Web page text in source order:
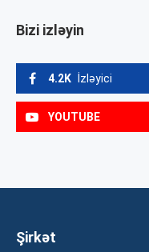
Bizi izləyin
4.2K İzləyici
YOUTUBE
Şirkət